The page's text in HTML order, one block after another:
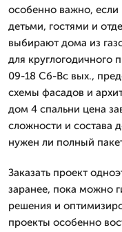
особенно важно,
детьми, гостями и
выбирают дома из
для
09-18 Сб-Вс вых.,
схемы фасадов и
дом 4 спальни цена
сложности и состава
нужен ли полный
Заказать проект
заранее, пока можно
решения и
проекты особенно